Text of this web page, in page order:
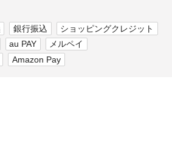
銀行振込
ショッピングクレジット
au PAY
メルペイ
Amazon Pay